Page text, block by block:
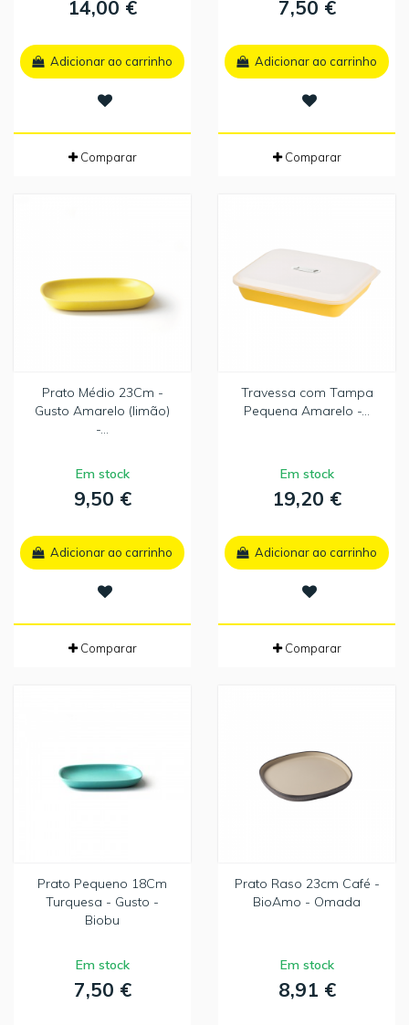
14,00 €
Adicionar ao carrinho
Comparar
7,50 €
Adicionar ao carrinho
Comparar
Prato Médio 23Cm -
Gusto Amarelo (limão)
-...
Em stock
9,50 €
Adicionar ao carrinho
Comparar
Travessa com Tampa
Pequena Amarelo -...
Em stock
19,20 €
Adicionar ao carrinho
Comparar
Prato Pequeno 18Cm
Turquesa - Gusto -
Biobu
Em stock
7,50 €
Prato Raso 23cm Café -
BioAmo - Omada
Em stock
8,91 €